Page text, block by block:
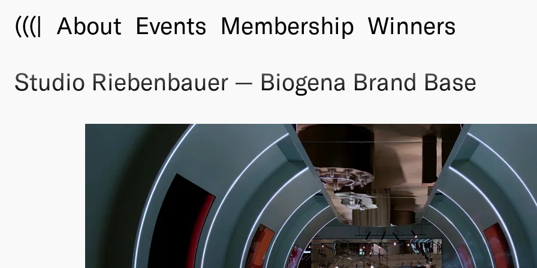
(((| About Events Membership Winners
Studio Riebenbauer — Biogena Brand Base